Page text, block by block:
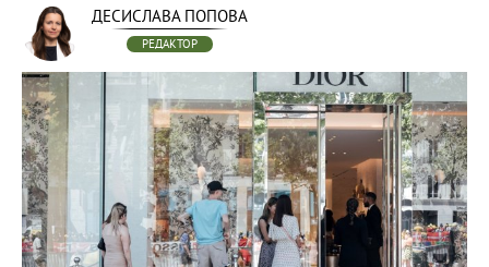
ДЕСИСЛАВА ПОПОВА
РЕДАКТОР